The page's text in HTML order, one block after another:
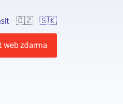
🇨🇿 🇸🇰
web zdarma